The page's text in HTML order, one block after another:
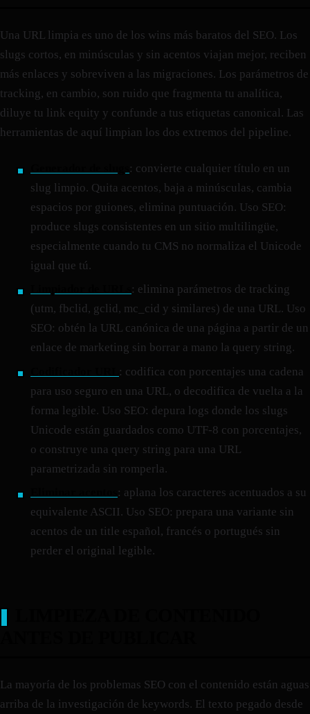
Una URL limpia es uno de los wins más baratos del SEO. Los
slugs cortos, en minúsculas y sin acentos viajan mejor, reciben
más enlaces y sobreviven a las migraciones. Los parámetros de
tracking, en cambio, son ruido que fragmenta tu analítica,
diluye tu link equity y confunde a tus etiquetas canonical. Las
herramientas de aquí limpian los dos extremos del pipeline.
: convierte cualquier título en un
slug limpio. Quita acentos, baja a minúsculas, cambia
espacios por guiones, elimina puntuación. Uso SEO:
produce slugs consistentes en un sitio multilingüe,
especialmente cuando tu CMS no normaliza el Unicode
igual que tú.
: elimina parámetros de tracking
(utm, fbclid, gclid, mc_cid y similares) de una URL. Uso
SEO: obtén la URL canónica de una página a partir de un
enlace de marketing sin borrar a mano la query string.
: codifica con porcentajes una cadena
para uso seguro en una URL, o decodifica de vuelta a la
forma legible. Uso SEO: depura logs donde los slugs
Unicode están guardados como UTF-8 con porcentajes,
o construye una query string para una URL
parametrizada sin romperla.
: aplana los caracteres acentuados a su
equivalente ASCII. Uso SEO: prepara una variante sin
acentos de un title español, francés o portugués sin
perder el original legible.
La mayoría de los problemas SEO con el contenido están aguas
arriba de la investigación de keywords. El texto pegado desde